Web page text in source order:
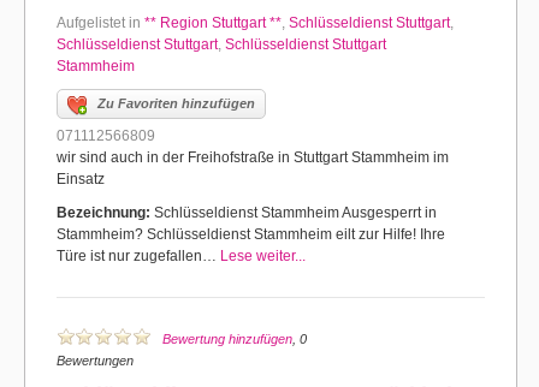
Aufgelistet in ** Region Stuttgart **, Schlüsseldienst Stuttgart,
Schlüsseldienst Stuttgart, Schlüsseldienst Stuttgart
Stammheim
Zu Favoriten hinzufügen
071112566809
wir sind auch in der Freihofstraße in Stuttgart Stammheim im
Einsatz
Bezeichnung: Schlüsseldienst Stammheim Ausgesperrt in
Stammheim? Schlüsseldienst Stammheim eilt zur Hilfe! Ihre
Türe ist nur zugefallen… Lese weiter...
Bewertung hinzufügen , 0
Bewertungen